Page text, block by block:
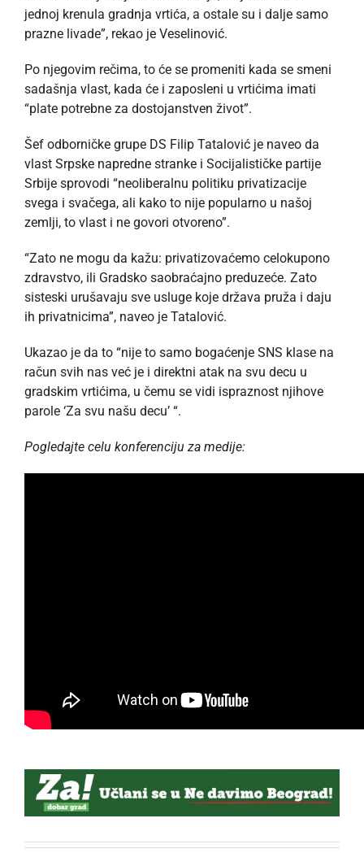
jednoj krenula gradnja vrtića, a ostale su i dalje samo
prazne livade”, rekao je Veselinović.
Po njegovim rečima, to će se promeniti kada se smeni
sadašnja vlast, kada će i zaposleni u vrtićima imati
“plate potrebne za dostojanstven život”.
Šef odborničke grupe DS Filip Tatalović je naveo da
vlast Srpske napredne stranke i Socijalističke partije
Srbije sprovodi “neoliberalnu politiku privatizacije
svega i svačega, ali kako to nije popularno u našoj
zemlji, to vlast i ne govori otvoreno”.
“Zato ne mogu da kažu: privatizovaćemo celokupono
zdravstvo, ili Gradsko saobraćajno preduzeće. Zato
sisteski urušavaju sve usluge koje država pruža i daju
ih privatnicima”, naveo je Tatalović.
Ukazao je da to “nije to samo bogaćenje SNS klase na
račun svih nas već je i direktni atak na svu decu u
gradskim vrtićima, u čemu se vidi ispraznost njihove
parole ‘Za svu našu decu’ “.
Pogledajte celu konferenciju za medije: